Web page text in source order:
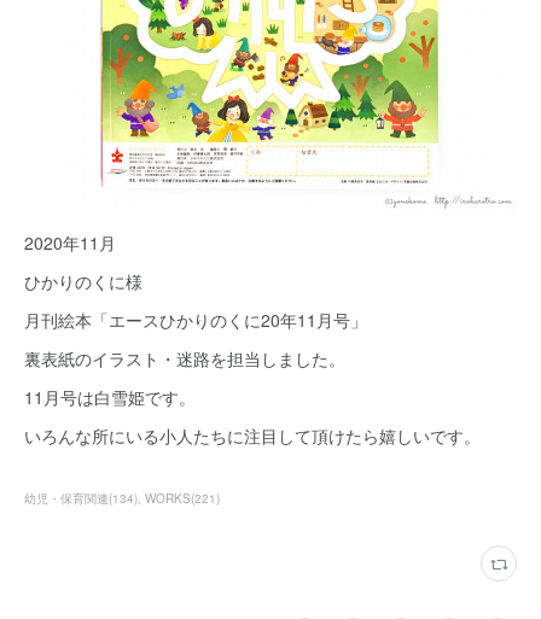
2020年11月
ひかりのくに様
月刊絵本「エースひかりのくに20年11月号」
裏表紙のイラスト・迷路を担当しました。
11月号は白雪姫です。
いろんな所にいる小人たちに注目して頂けたら嬉しいです。
幼児・保育関連(134) WORKS(221)